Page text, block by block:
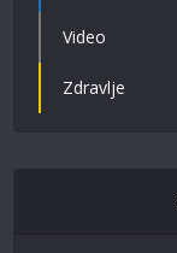
Video
Zdravlje